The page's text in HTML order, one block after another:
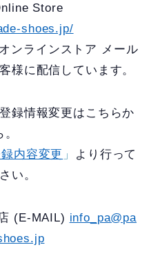
Store
shoes.jp/
ンラインストア メール
様に配信しています。
録情報変更はこちらか
。
内容変更 」
より行って
い。
(E-MAIL) info_pa@pa